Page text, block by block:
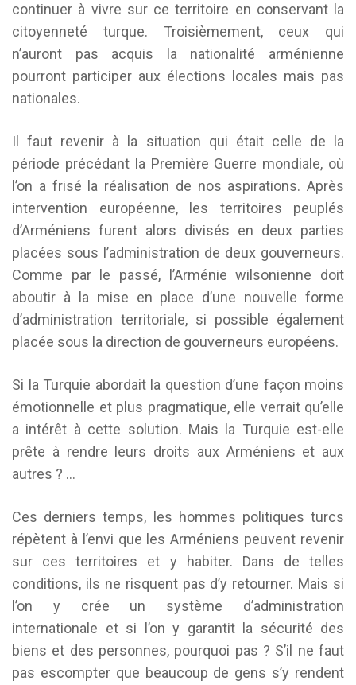
continuer à vivre sur ce territoire en conservant la
citoyenneté turque. Troisièmement, ceux qui
n’auront pas acquis la nationalité arménienne
pourront participer aux élections locales mais pas
nationales.
Il faut revenir à la situation qui était celle de la
période précédant la Première Guerre mondiale, où
l’on a frisé la réalisation de nos aspirations. Après
intervention européenne, les territoires peuplés
d’Arméniens furent alors divisés en deux parties
placées sous l’administration de deux gouverneurs.
Comme par le passé, l’Arménie wilsonienne doit
aboutir à la mise en place d’une nouvelle forme
d’administration territoriale, si possible également
placée sous la direction de gouverneurs européens.
Si la Turquie abordait la question d’une façon moins
émotionnelle et plus pragmatique, elle verrait qu’elle
a intérêt à cette solution. Mais la Turquie est-elle
prête à rendre leurs droits aux Arméniens et aux
autres ? …
Ces derniers temps, les hommes politiques turcs
répètent à l’envi que les Arméniens peuvent revenir
sur ces territoires et y habiter. Dans de telles
conditions, ils ne risquent pas d’y retourner. Mais si
l’on y crée un système d’administration
internationale et si l’on y garantit la sécurité des
biens et des personnes, pourquoi pas ? S’il ne faut
pas escompter que beaucoup de gens s’y rendent